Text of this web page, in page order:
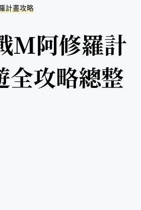
計畫攻略
M阿修羅計
全攻略總整